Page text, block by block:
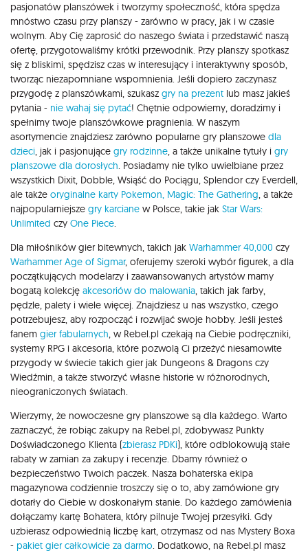
pasjonatów planszówek i tworzymy społeczność, która spędza
mnóstwo czasu przy planszy - zarówno w pracy, jak i w czasie
wolnym. Aby Cię zaprosić do naszego świata i przedstawić naszą
ofertę, przygotowaliśmy krótki przewodnik. Przy planszy spotkasz
się z bliskimi, spędzisz czas w interesujący i interaktywny sposób,
tworząc niezapomniane wspomnienia. Jeśli dopiero zaczynasz
przygodę z planszówkami, szukasz gry na prezent lub masz jakieś
pytania - nie wahaj się pytać! Chętnie odpowiemy, doradzimy i
spełnimy twoje planszówkowe pragnienia. W naszym
asortymencie znajdziesz zarówno popularne gry planszowe dla
dzieci, jak i pasjonujące gry rodzinne, a także unikalne tytuły i gry
planszowe dla dorosłych. Posiadamy nie tylko uwielbiane przez
wszystkich Dixit, Dobble, Wsiąść do Pociągu, Splendor czy Everdell,
ale także oryginalne karty Pokemon, Magic: The Gathering, a także
najpopularniejsze gry karciane w Polsce, takie jak Star Wars:
Unlimited czy One Piece.
Dla miłośników gier bitewnych, takich jak Warhammer 40,000 czy
Warhammer Age of Sigmar, oferujemy szeroki wybór figurek, a dla
początkujących modelarzy i zaawansowanych artystów mamy
bogatą kolekcję akcesoriów do malowania, takich jak farby,
pędzle, palety i wiele więcej. Znajdziesz u nas wszystko, czego
potrzebujesz, aby rozpocząć i rozwijać swoje hobby. Jeśli jesteś
fanem gier fabularnych, w Rebel.pl czekają na Ciebie podręczniki,
systemy RPG i akcesoria, które pozwolą Ci przeżyć niesamowite
przygody w świecie takich gier jak Dungeons & Dragons czy
Wiedźmin, a także stworzyć własne historie w różnorodnych,
nieograniczonych światach.
Wierzymy, że nowoczesne gry planszowe są dla każdego. Warto
zaznaczyć, że robiąc zakupy na Rebel.pl, zdobywasz Punkty
Doświadczonego Klienta (zbierasz PDKi), które odblokowują stałe
rabaty w zamian za zakupy i recenzje. Dbamy również o
bezpieczeństwo Twoich paczek. Nasza bohaterska ekipa
magazynowa codziennie troszczy się o to, aby zamówione gry
dotarły do Ciebie w doskonałym stanie. Do każdego zamówienia
dołączamy kartę Bohatera, który pilnuje Twojej przesyłki. Gdy
uzbierasz odpowiednią liczbę kart, otrzymasz od nas Mystery Boxa
- pakiet gier całkowicie za darmo. Dodatkowo, na Rebel.pl masz